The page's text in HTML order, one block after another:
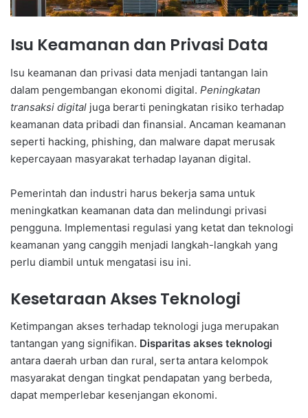
Isu Keamanan dan Privasi Data
Isu keamanan dan privasi data menjadi tantangan lain
dalam pengembangan ekonomi digital. Peningkatan
transaksi digital juga berarti peningkatan risiko terhadap
keamanan data pribadi dan finansial. Ancaman keamanan
seperti hacking, phishing, dan malware dapat merusak
kepercayaan masyarakat terhadap layanan digital.
Pemerintah dan industri harus bekerja sama untuk
meningkatkan keamanan data dan melindungi privasi
pengguna. Implementasi regulasi yang ketat dan teknologi
keamanan yang canggih menjadi langkah-langkah yang
perlu diambil untuk mengatasi isu ini.
Kesetaraan Akses Teknologi
Ketimpangan akses terhadap teknologi juga merupakan
tantangan yang signifikan. Disparitas akses teknologi
antara daerah urban dan rural, serta antara kelompok
masyarakat dengan tingkat pendapatan yang berbeda,
dapat memperlebar kesenjangan ekonomi.